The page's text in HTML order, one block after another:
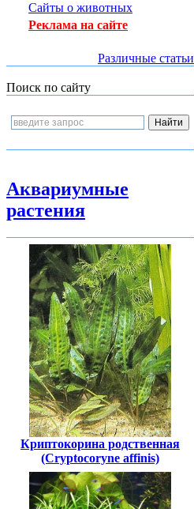
Сайты о животных
Реклама на сайте
Различные статьи
Поиск по сайту
Аквариумные
растения
Криптокорина родственная
(Cryptocoryne affinis)